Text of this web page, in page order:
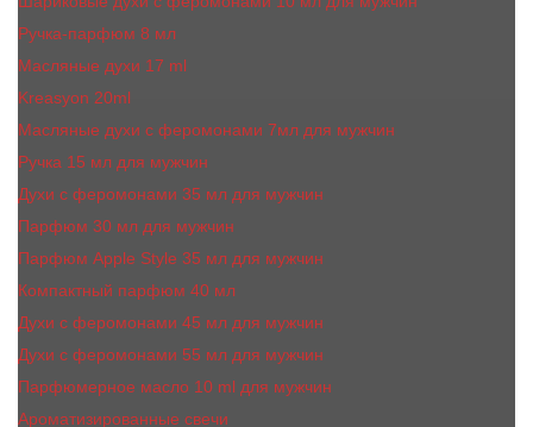
Ручка-парфюм 8 мл
Масляные духи 17 ml
Kreasyon 20ml
Масляные духи c феромонами 7мл для мужчин
Ручка 15 мл для мужчин
Духи с феромонами 35 мл для мужчин
Парфюм 30 мл для мужчин
Парфюм Apple Style 35 мл для мужчин
Компактный парфюм 40 мл
Духи с феромонами 45 мл для мужчин
Духи с феромонами 55 мл для мужчин
Парфюмерное масло 10 ml для мужчин
Ароматизированные свечи